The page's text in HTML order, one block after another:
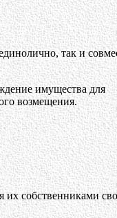
так и
имущества для
возмещения.
их собственниками